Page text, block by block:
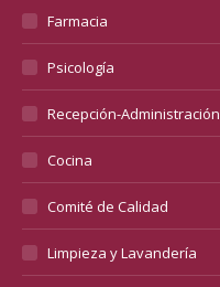
Farmacia
Psicología
Recepción-Administración
Cocina
Comité de Calidad
Limpieza y Lavandería